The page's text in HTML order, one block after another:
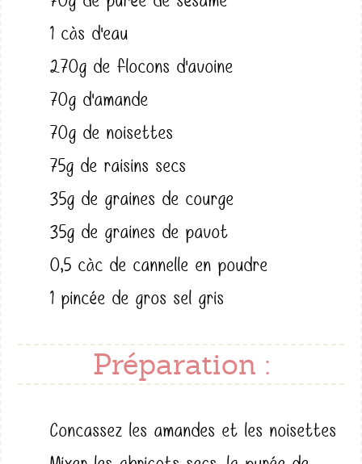
1 càs d'eau
270g de flocons d'avoine
70g d'amande
70g de noisettes
75g de raisins secs
35g de graines de courge
35g de graines de pavot
0,5 càc de cannelle en poudre
1 pincée de gros sel gris
Préparation :
Concassez les amandes et les noisettes